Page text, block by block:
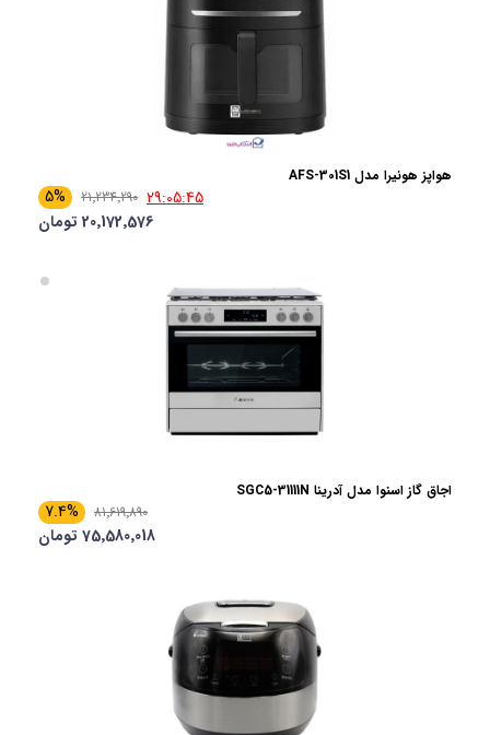
هواپز هونیرا مدل AFS-301S1
29:05:44 21٬234٬290
5%
20٬172٬576 تومان
اجاق گاز اسنوا مدل آدرینا SGC5-31111N
81٬619٬890
7.4%
75٬580٬018 تومان